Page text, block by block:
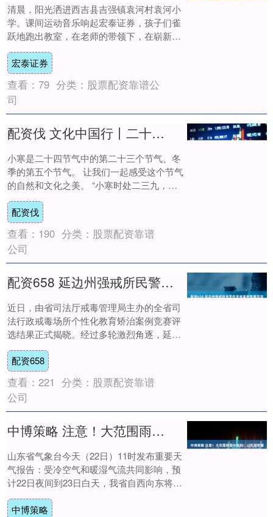
清晨，阳光洒进西吉县吉强镇袁河村袁河小
学。课间运动音乐响起宏泰证券，孩子们雀
跃地跑出教室，在老师的带领下，在崭新的
操场上列队做操。 蓝天下，来自全县多个乡
镇的1....
宏泰证券
查看： 79 分类： 股票配资靠谱公
司
配资伐 文化中国行丨二十四节气·小寒 梅绽小寒枝头 大雁渐次北归
小寒是二十四节气中的第二十三个节气、冬
季的第五个节气。 让我们一起感受这个节气
的自然和文化之美。 “小寒时处二三九，天
寒地冻冷到抖”。此时，北方冷空气频繁南
下，....
配资伐
查看： 190 分类： 股票配资靠谱
公司
配资658 延边州强戒所民警在全省案例竞赛交流活动中喜获佳绩
近日，由省司法厅戒毒管理局主办的全省司
法行政戒毒场所个性化教育矫治案例竞赛评
选结果正式揭晓。经过多轮激烈角逐，延边
州强制隔离戒毒所民警从全省百余篇优秀案
例中脱颖....
配资658
查看： 221 分类： 股票配资靠谱
公司
中博策略 注意！大范围雨雪今夜到！山东发布重要天气报告
山东省气象台今天（22日）11时发布重要天
气报告：受冷空气和暖湿气流共同影响，预
计22日夜间到23日白天，我省自西向东将有
一次大范围雨雪天气过程，其中鲁西北和
鲁....
中博策略